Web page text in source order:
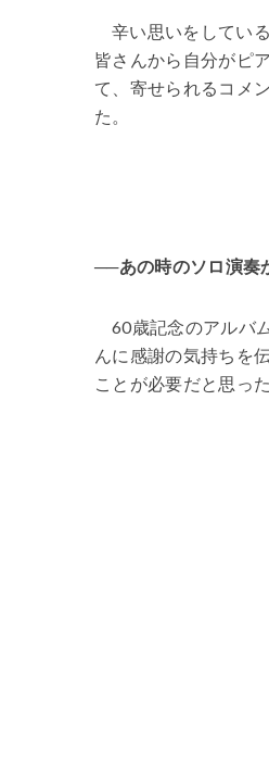
辛い思いをしてい
皆さんから自分がピ
て、寄せられるコメ
た。
──あの時のソロ演奏
60歳記念のアルバ
んに感謝の気持ちを
ことが必要だと思っ